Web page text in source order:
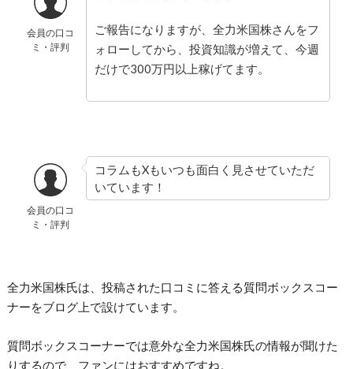
会員の口コ
ミ・評判
ご報告になりますが、全力米国株さんをフ
ォローしてから、投資知識が増えて、今週
だけで300万円以上稼げてます。
会員の口コ
ミ・評判
コラムもXもいつも面白く見させていただ
いています！
全力米国株氏は、投稿された口コミに答える質問ボックスコー
ナーをブログ上で設けています。
質問ボックスコーナーでは意外な全力米国株氏の情報が聞けた
りするので、ファンにはおすすめですね。